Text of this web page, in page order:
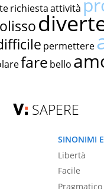
richiestaattività
permettere
fare bello
SAPERE
SINONIMI
Libertà
Facile
Pragmatico